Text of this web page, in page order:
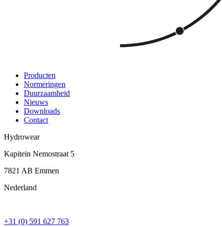
Producten
Normeringen
Duurzaamheid
Nieuws
Downloads
Contact
Hydrowear
Kapitein Nemostraat 5
7821 AB Emmen
Nederland
+31 (0) 591 627 763